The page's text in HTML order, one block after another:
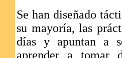
Se han diseñado
su mayoría, las
días y apuntan a
aprender a tomar